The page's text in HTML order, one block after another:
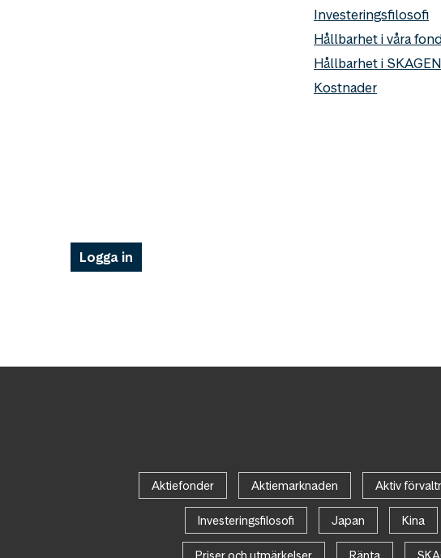
Investeringsfilosofi
Hållbarhet i våra
Hållbarhet i SKAGEN
Kostnader
Logga in
Aktiefonder Aktiemarknaden Aktiv
Investeringsfilosofi Japan Kina